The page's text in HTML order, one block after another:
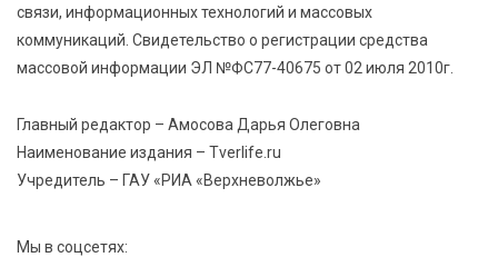
5 Авг 2026 14:44 264
Россияне полюбили «раскладушки» и «книжки»
5 Авг 2026 14:32 386
Топ-4 направлений: какие специальности стали
самыми популярными у абитуриентов в 2026 году
связи, информационных технологий и массовых
коммуникаций. Свидетельство о регистрации средства
массовой информации ЭЛ №ФС77-40675 от 02 июля 2010г.
Главный редактор – Амосова Дарья Олеговна
Наименование издания – Tverlife.ru
Учредитель – ГАУ «РИА «Верхневолжье»
Мы в соцсетях: